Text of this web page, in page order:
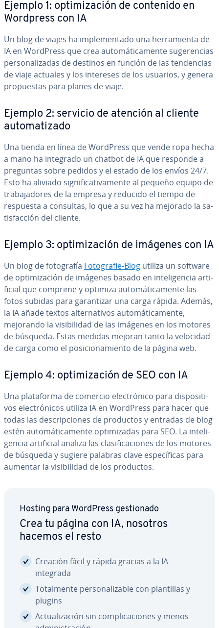
Ejemplo 1: op­ti­mi­za­ción de contenido en
Wordpress con IA
Un blog de viajes ha im­ple­me­n­ta­do una he­rra­mie­n­ta de
IA en WordPress que crea au­to­má­ti­ca­me­n­te su­ge­re­n­cias
pe­r­so­na­li­za­das de destinos en función de las te­n­de­n­cias
de viaje actuales y los intereses de los usuarios, y genera
pro­pue­s­tas para planes de viaje.
Ejemplo 2: servicio de atención al cliente
au­to­ma­ti­za­do
Una tienda en línea de WordPress que vende ropa hecha
a mano ha integrado un chatbot de IA que responde a
preguntas sobre pedidos y el estado de los envíos 24/7.
Esto ha aliviado si­g­ni­fi­ca­ti­va­me­n­te al pequeño equipo de
tra­ba­ja­do­res de la empresa y reducido el tiempo de
respuesta a consultas, lo que a su vez ha mejorado la sa­
ti­s­fa­c­ción del cliente.
Ejemplo 3: op­ti­mi­za­ción de imágenes con IA
Un blog de fo­to­gra­fía Fo­to­gra­fie-Blog utiliza un software
de op­ti­mi­za­ción de imágenes basado en in­te­li­ge­n­cia ar­ti­
fi­cial que comprime y optimiza au­to­má­ti­ca­me­n­te las
fotos subidas para ga­ra­n­ti­zar una carga rápida. Además,
la IA añade textos al­te­r­na­ti­vos au­to­má­ti­ca­me­n­te,
mejorando la vi­si­bi­li­dad de las imágenes en los motores
de búsqueda. Estas medidas mejoran tanto la velocidad
de carga como el po­si­cio­na­mie­n­to de la página web.
Ejemplo 4: op­ti­mi­za­ción de SEO con IA
Una pla­ta­fo­r­ma de comercio ele­c­tró­ni­co para di­s­po­si­ti­
vos ele­c­tró­ni­cos utiliza IA en WordPress para hacer que
todas las de­s­cri­p­cio­nes de productos y entradas de blog
estén au­to­má­ti­ca­me­n­te op­ti­mi­za­das para SEO. La in­te­li­
ge­n­cia ar­ti­fi­cial analiza las cla­si­fi­ca­cio­nes de los motores
de búsqueda y sugiere palabras clave es­pe­cí­fi­cas para
aumentar la vi­si­bi­li­dad de los productos.
Hosting para WordPress ge­s­tio­na­do
Crea tu página con IA, nosotros
hacemos el resto
Creación fácil y rápida gracias a la IA
integrada
To­ta­l­me­n­te pe­r­so­na­li­za­ble con pla­n­ti­llas y
plugins
Ac­tua­li­za­ción sin co­m­pli­ca­cio­nes y menos